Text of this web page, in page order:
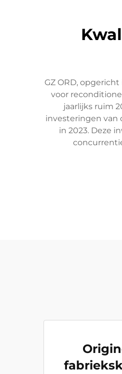
GZ ORD,
voor
jaarlijks ruim
investeringen van
in 2023. Deze